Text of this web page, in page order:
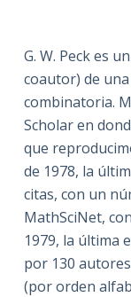
G. W. Peck es
coautor) de
combinatoria.
Scholar en
que
de 1978, la
citas, con un
MathSciNet,
1979, la última
por 130
(por orden